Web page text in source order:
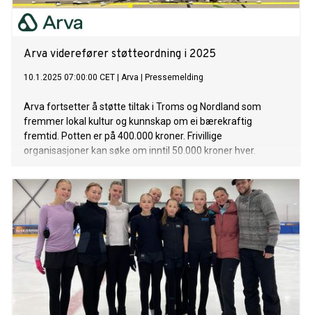
Arva viderefører støtteordning i 2025
10.1.2025 07:00:00 CET Arva Pressemelding
Arva fortsetter å støtte tiltak i Troms og Nordland som
fremmer lokal kultur og kunnskap om ei bærekraftig
fremtid. Potten er på 400.000 kroner. Frivillige
organisasjoner kan søke om inntil 50.000 kroner hver.